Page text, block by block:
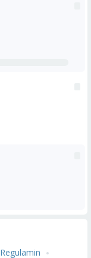
Regulamin